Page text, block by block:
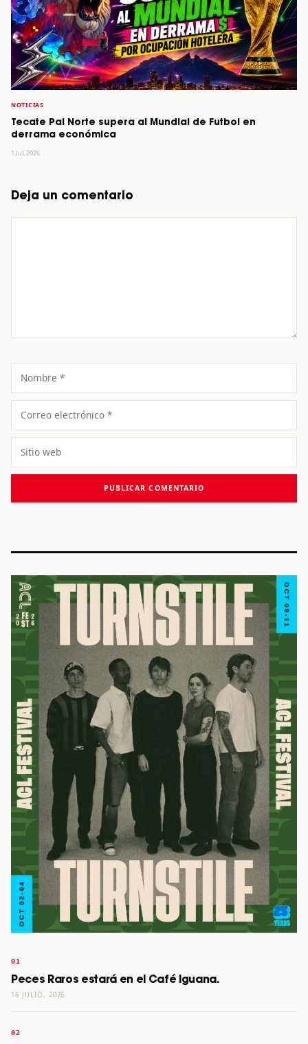
NOTICIAS
Tecate Pal Norte supera al Mundial de Futbol en
derrama económica
1 Jul, 2026
Deja un comentario
Nombre
Correo
electrónico
Sitio
web
Peces Raros estará en el Café Iguana.
16 JULIO, 2026